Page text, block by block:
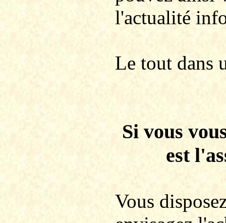
l'actualité
Le tout dans
Si vous
est
Vous